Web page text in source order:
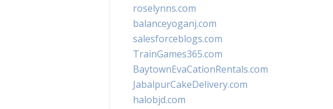
roselynns.com
balanceyoganj.com
salesforceblogs.com
TrainGames365.com
BaytownEvaCationRentals.com
JabalpurCakeDelivery.com
halobjd.com